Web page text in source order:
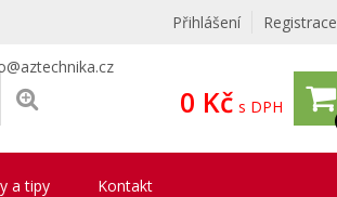
Přihlášení Registrace
0 Kč s DPH
a tipy Kontakt